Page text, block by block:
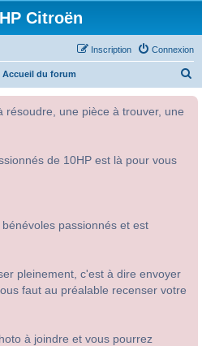
Citroën
Connexion
Inscription
Accueil du forum
résoudre, une pièce à trouver, une
de 10HP est là pour vous
passionnés et est
pleinement, c'est à dire envoyer
faut au préalable recenser votre
à joindre et vous pourrez